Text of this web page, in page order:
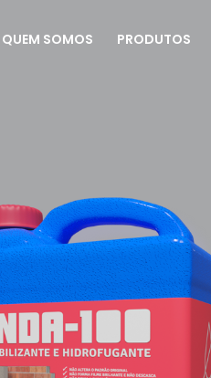
QUEM SOMOS PRODUTOS